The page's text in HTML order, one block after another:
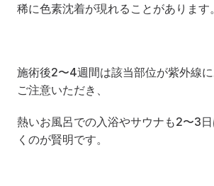
稀に色素沈着が現れることがあります。
施術後2〜4週間は該当部位が紫外線
ご注意いただき、
熱いお風呂での入浴やサウナも2〜3
くのが賢明です。